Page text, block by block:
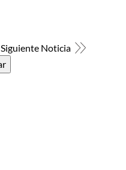
Siguiente Noticia